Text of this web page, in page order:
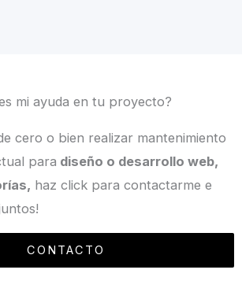
mi ayuda en tu proyecto?
cero o bien realizar mantenimiento
para diseño o desarrollo web,
haz click para contactarme e
CONTACTO